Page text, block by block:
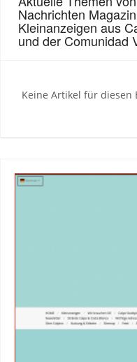
Nachrichten
Kleinanzeigen aus
und der Comunidad
Keine Artikel für diesen